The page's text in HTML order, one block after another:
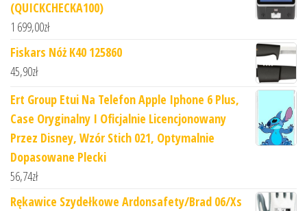
(QUICKCHECKA100)
1 699,00zł
Fiskars Nóż K40 125860
45,90zł
Ert Group Etui Na Telefon Apple Iphone 6 Plus,
Case Oryginalny I Oficjalnie Licencjonowany
Przez Disney, Wzór Stich 021, Optymalnie
Dopasowane Plecki
56,74zł
Rękawice Szydełkowe Ardonsafety/Brad 06/Xs